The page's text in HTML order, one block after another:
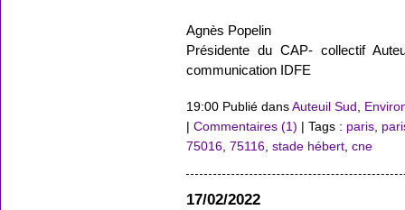
Agnès Popelin
Présidente du CAP- collectif
communication IDFE
19:00 Publié dansAuteuil Sud,
| Commentaires (1) | Tags : paris,
75016, 75116, stade hébert, cne
17/02/2022